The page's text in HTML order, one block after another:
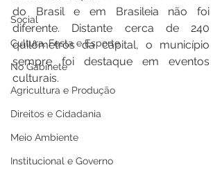
Social
Cultura, Festa e Esporte
No Gabinete
Agricultura e Produção
Direitos e Cidadania
Meio Ambiente
Institucional e Governo
do Brasil e em Brasileia não foi
diferente. Distante cerca de 240
quilômetros da capital, o município
sempre foi destaque em eventos
culturais.